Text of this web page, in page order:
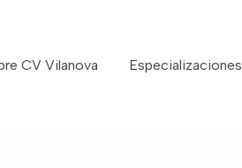
CV Vilanova Especializaciones